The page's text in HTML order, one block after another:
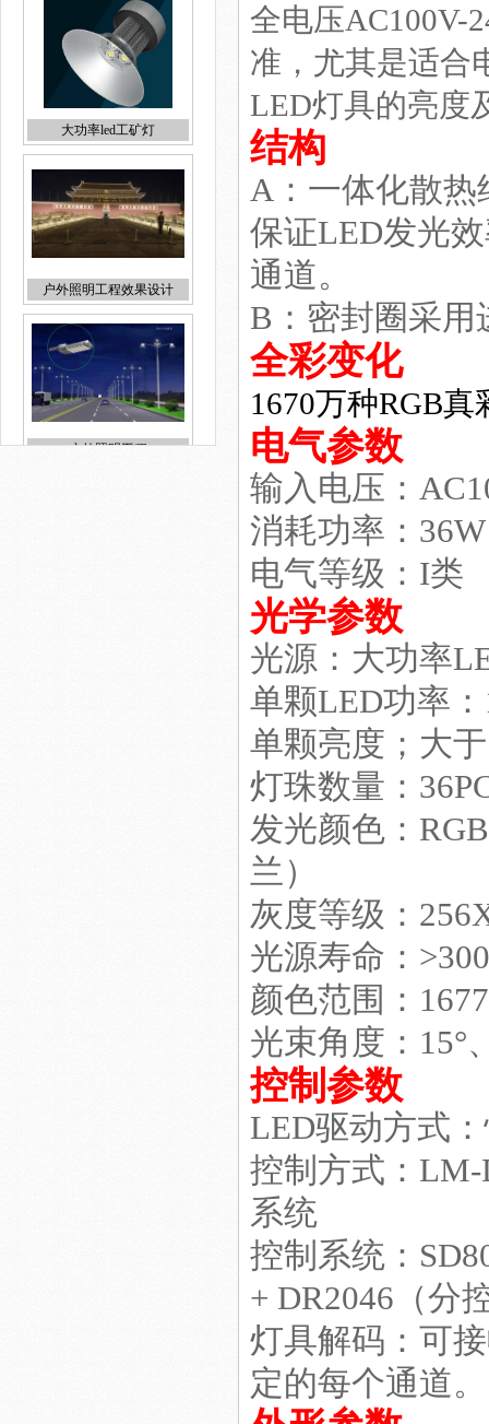
大功率led工矿灯
户外照明工程效果设计
户外照明工程
全电压AC100V-
准，尤其是适合
LED灯具的亮度
结构
A：一体化散热
保证LED发光
通道。
B：密封圈采用
全彩变化
1670万种RGB
电气参数
输入电压：
消耗功率：
电气等级：I类
光学参数
光源：大功率
单颗LED功率
单颗亮度；大
灯珠数量：
发光颜色：
兰）
灰度等级：
光源寿命：
颜色范围：
光束角度：15°
控制参数
LED驱动方式
控制方式：
系统
控制系统：
+ DR2046（分
灯具解码：可
定的每个通道。